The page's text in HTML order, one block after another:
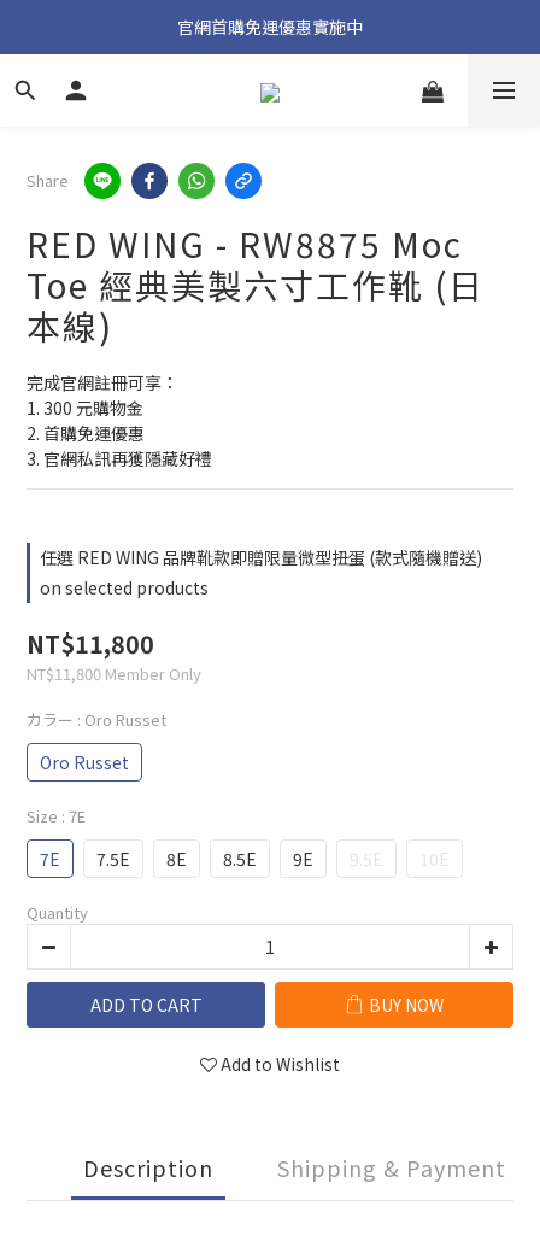
加入官方 LINE 獲取隱藏好禮
官網首購免運優惠實施中
加入官方 LINE 獲取隱藏好禮
Share
RED WING - RW8875 Moc
Toe 經典美製六寸工作靴 (日
本線)
完成官網註冊可享：
1. 300 元購物金
2. 首購免運優惠
3. 官網私訊再獲隱藏好禮
任選 RED WING 品牌靴款即贈限量微型扭蛋 (款式隨機贈送)
on selected products
NT$11,800
NT$11,800 Member Only
カラー : Oro Russet
Oro Russet
Size : 7E
7E 7.5E 8E 8.5E 9E 9.5E 10E
Quantity
ADD TO CART BUY NOW
Add to Wishlist
Description Shipping & Payment